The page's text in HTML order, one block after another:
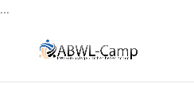
...